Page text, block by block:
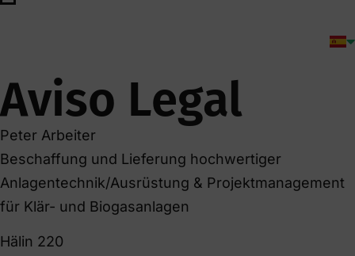
Aviso Legal
Peter Arbeiter
Beschaffung und Lieferung hochwertiger
Anlagentechnik/Ausrüstung & Projektmanagement
für Klär- und Biogasanlagen
Hälin 220